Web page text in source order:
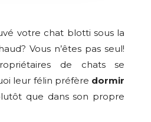
votre chat blotti sous la
Vous n’êtes pas seul!
de chats se
leur félin préfère dormir
que dans son propre